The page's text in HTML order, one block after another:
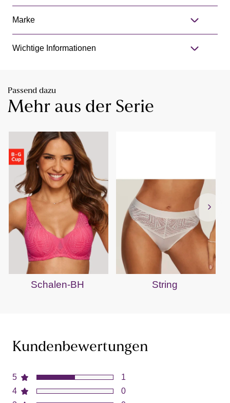
Marke
Wichtige Informationen
Passend dazu
Mehr aus der Serie
Schalen-BH String
Kundenbewertungen
5
4
1
0